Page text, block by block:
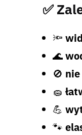
✅
🔦
🌊
🚫
🧽
💪
🐾